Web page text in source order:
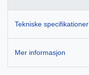
Tekniske specifikationer
Mer informasjon